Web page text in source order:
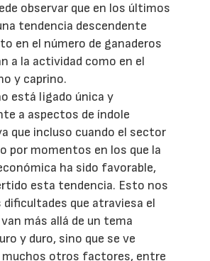
observar que en los últimos
tendencia descendente
en el número de ganaderos
a la actividad como en el
y caprino.
está ligado única y
a aspectos de índole
que incluso cuando el sector
por momentos en los que la
ha sido favorable,
esta tendencia. Esto nos
dificultades que atraviesa el
más allá de un tema
y duro, sino que se ve
otros factores, entre